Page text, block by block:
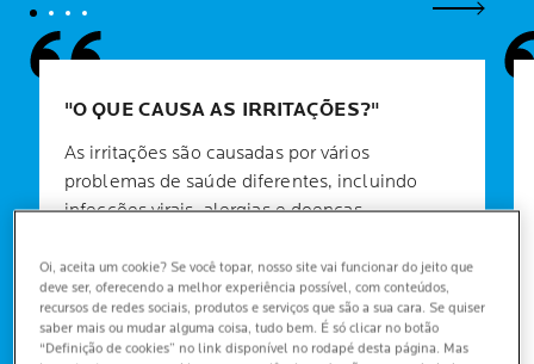
O QUE CAUSA AS IRRITAÇÕES?
As irritações são causadas por vários
problemas de saúde diferentes, incluindo
infecções virais, alergias e doenças
é importante consultar um médico para obter
um diagnóstico correto.
Oi, aceita um cookie? Se você topar, nosso site vai funcionar do jeito que
deve ser, oferecendo a melhor experiência possível, com conteúdos,
recursos de redes sociais, produtos e serviços que são a sua cara. Se quiser
saber mais ou mudar alguma coisa, tudo bem. É só clicar no botão
“Definição de cookies” no link disponível no rodapé desta página. Mas